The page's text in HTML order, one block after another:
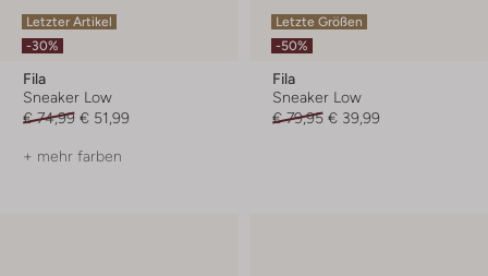
Letzter Artikel
-30%
Fila
Sneaker Low
€ 74,99 € 51,99
+ mehr farben
Letzte Größen
-50%
Fila
Sneaker Low
€ 79,95 € 39,99